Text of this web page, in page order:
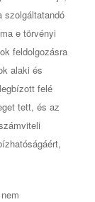
szolgáltatandó
e törvényi
feldolgozásra
alaki és
felé
tett, és az